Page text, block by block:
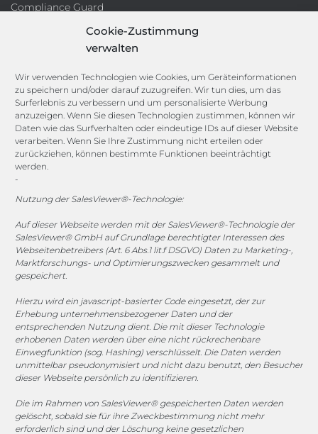
Cookie-Zustimmung
verwalten
Wir verwenden Technologien wie Cookies, um Geräteinformationen
zu speichern und/oder darauf zuzugreifen. Wir tun dies, um das
Surferlebnis zu verbessern und um personalisierte Werbung
anzuzeigen. Wenn Sie diesen Technologien zustimmen, können wir
Daten wie das Surfverhalten oder eindeutige IDs auf dieser Website
verarbeiten. Wenn Sie Ihre Zustimmung nicht erteilen oder
zurückziehen, können bestimmte Funktionen beeinträchtigt
werden.
-
Nutzung der SalesViewer®-Technologie:
Auf dieser Webseite werden mit der SalesViewer®-Technologie der
SalesViewer® GmbH auf Grundlage berechtigter Interessen des
Webseitenbetreibers (Art. 6 Abs.1 lit.f DSGVO) Daten zu Marketing-,
Marktforschungs- und Optimierungszwecken gesammelt und
gespeichert.
Hierzu wird ein javascript-basierter Code eingesetzt, der zur
Erhebung unternehmensbezogener Daten und der
entsprechenden Nutzung dient. Die mit dieser Technologie
erhobenen Daten werden über eine nicht rückrechenbare
Einwegfunktion (sog. Hashing) verschlüsselt. Die Daten werden
unmittelbar pseudonymisiert und nicht dazu benutzt, den Besucher
dieser Webseite persönlich zu identifizieren.
Die im Rahmen von SalesViewer® gespeicherten Daten werden
gelöscht, sobald sie für ihre Zweckbestimmung nicht mehr
erforderlich sind und der Löschung keine gesetzlichen
Compliance Guard
Channels
vertrieb@megasoft.de
+49 2173 265 06 0
Mo. - Do. 08:00 - 17:00 Uhr
Fr. 08:00 - 15:00 Uhr
Sponsoring
1. FC Monheim
COOKIE-RICHTLINIE (EU)
© 2025 MEGASOFT® IT GmbH & Co. KG |
MEGASOFT® IT übernimmt keinerlei Gewähr für die